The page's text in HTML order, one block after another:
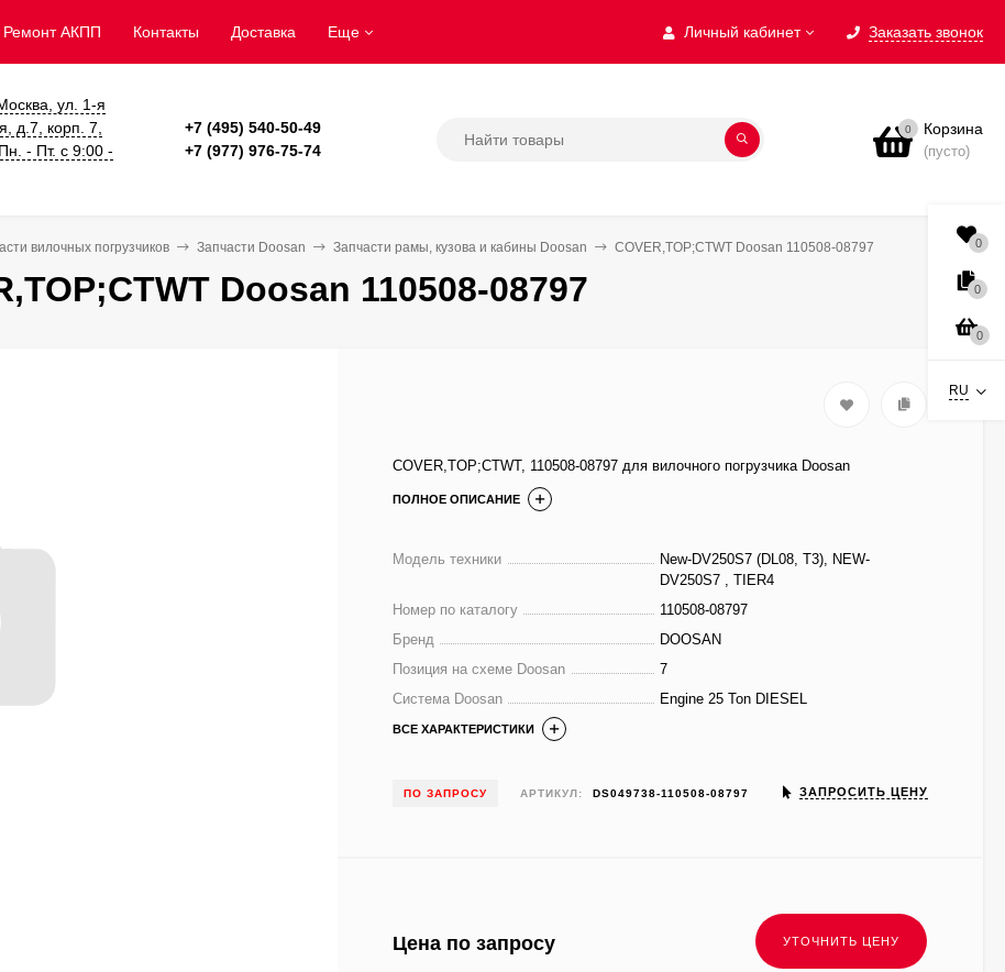
Личный кабинет Заказать звонок
Ремонт АКПП Контакты Доставка Еще
ул. 1-я
д.7, корп. 7,
- Пт. с 9:00 -
+7 (495) 540-50-49
+7 (977) 976-75-74
0 Корзина
(пусто)
вилочных погрузчиков Запчасти Doosan Запчасти рамы, кузова и кабины Doosan COVER,TOP;CTWT Doosan 110508-08797
Doosan 110508-08797
COVER,TOP;CTWT, 110508-08797 для вилочного погрузчика Doosan
ПОЛНОЕ ОПИСАНИЕ
Модель техники
New-DV250S7 (DL08, T3), NEW-
DV250S7 , TIER4
Номер по каталогу
110508-08797
Бренд
DOOSAN
Позиция на схеме Doosan
7
Система Doosan
Engine 25 Ton DIESEL
ВСЕ ХАРАКТЕРИСТИКИ
ПО ЗАПРОСУ АРТИКУЛ: DS049738-110508-08797 ЗАПРОСИТЬ ЦЕНУ
Цена по запросу
0
0
0
RU